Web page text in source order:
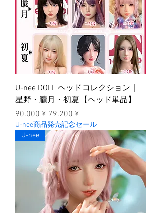
U-nee DOLL ヘッドコレクション｜
星野・朧月・初夏【ヘッド単品】
一般價格
90.000 ¥ 促銷價格
79.200 ¥
U-nee商品発売記念セール
U-nee